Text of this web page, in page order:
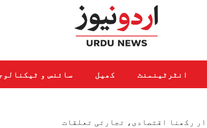
انٹرٹینمنٹ کھیل سائنس و
رکھنا اقتصادی، تجارتی تعلقات